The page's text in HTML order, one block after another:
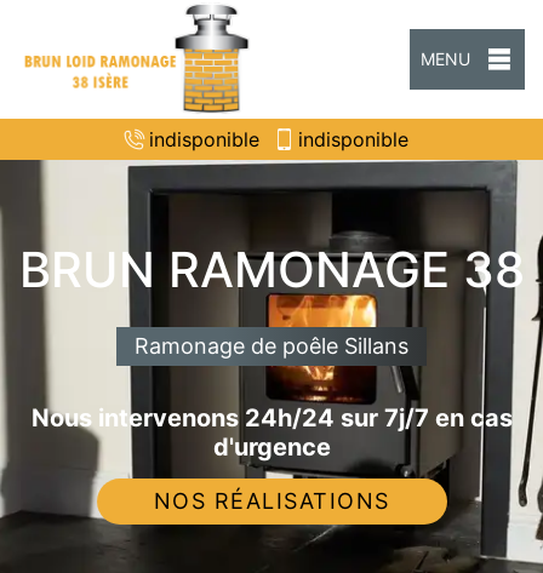
MENU
indisponible indisponible
BRUN RAMONAGE 38
Ramonage de poêle Sillans
Nous intervenons 24h/24 sur 7j/7 en cas
d'urgence
NOS RÉALISATIONS